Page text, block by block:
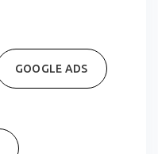
GOOGLE ADS